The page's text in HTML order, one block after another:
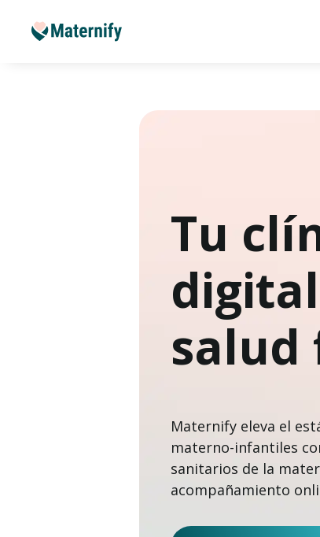
Tu
Maternify eleva el
materno-infantiles
sanitarios de la
acompañamiento